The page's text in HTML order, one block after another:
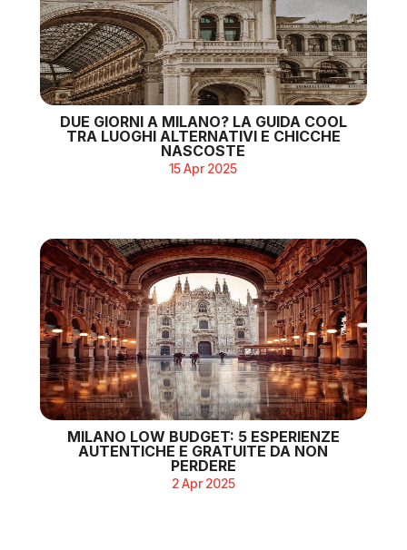
DUE GIORNI A MILANO? LA GUIDA COOL
TRA LUOGHI ALTERNATIVI E CHICCHE
NASCOSTE
15 Apr 2025
MILANO LOW BUDGET: 5 ESPERIENZE
AUTENTICHE E GRATUITE DA NON
PERDERE
2 Apr 2025